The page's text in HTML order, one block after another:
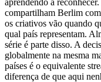
compartilham Berlim
os criativos vão quando
qual país representam.
série é parte disso. A
globalmente na mesma
países é o equivalente
diferença de que aqui